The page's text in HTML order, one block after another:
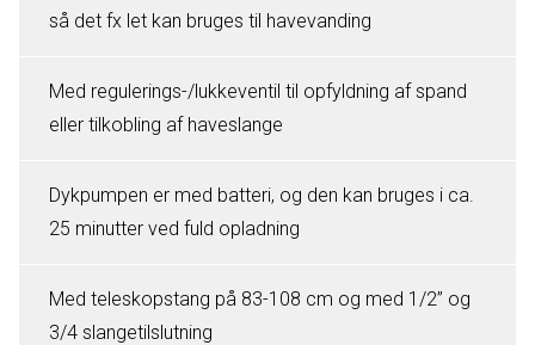
så det fx let kan bruges til havevanding
Med regulerings-/lukkeventil til opfyldning af spand
eller tilkobling af haveslange
Dykpumpen er med batteri, og den kan bruges i ca.
25 minutter ved fuld opladning
Med teleskopstang på 83-108 cm og med 1/2” og
3/4 slangetilslutning